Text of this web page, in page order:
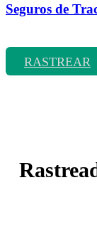
Seguros de
RASTREAR